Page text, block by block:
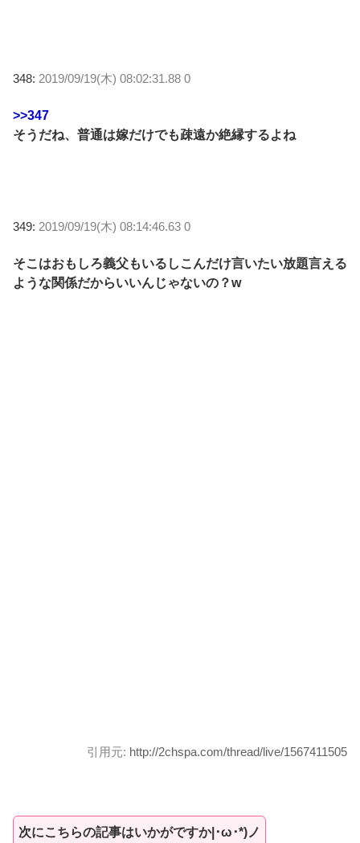
348: 2019/09/19(木) 08:02:31.88 0
>>347
そうだね、普通は嫁だけでも疎遠か絶縁するよね
349: 2019/09/19(木) 08:14:46.63 0
そこはおもしろ義父もいるしこんだけ言いたい放題言える
ような関係だからいいんじゃないの？w
引用元: http://2chspa.com/thread/live/1567411505
次にこちらの記事はいかがですか|･ω･*)ノ